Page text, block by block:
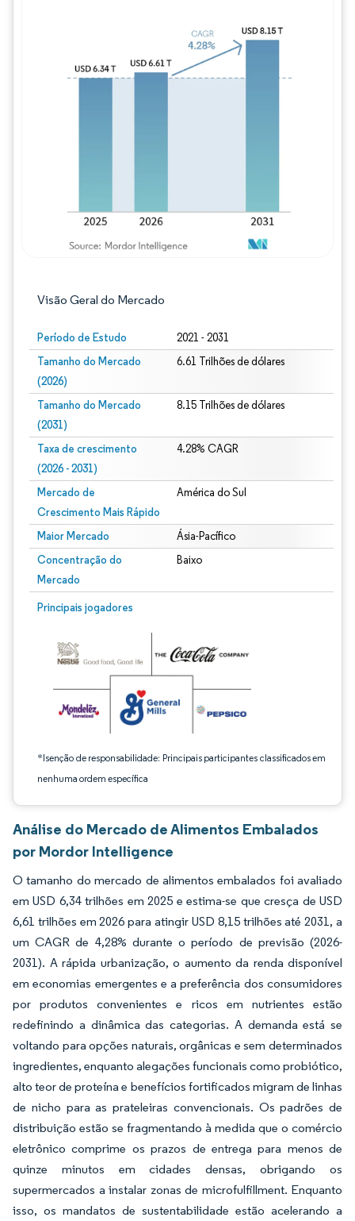
Visão Geral do Mercado
Período de Estudo 2021 - 2031
Tamanho do Mercado
(2026)
6.61 Trilhões de dólares
Tamanho do Mercado
(2031)
8.15 Trilhões de dólares
Taxa de crescimento
(2026 - 2031)
4.28% CAGR
Mercado de
Crescimento Mais Rápido
América do Sul
Maior Mercado Ásia-Pacífico
Concentração do
Mercado
Baixo
Principais jogadores
*Isenção de responsabilidade: Principais participantes classificados em
nenhuma ordem específica
Imagem © Mordor Intelligence. O reuso requer atribuição conforme CC BY 4.0.
Análise do Mercado de Alimentos Embalados
por Mordor Intelligence
O tamanho do mercado de alimentos embalados foi avaliado
em USD 6,34 trilhões em 2025 e estima-se que cresça de USD
6,61 trilhões em 2026 para atingir USD 8,15 trilhões até 2031, a
um CAGR de 4,28% durante o período de previsão (2026-
2031). A rápida urbanização, o aumento da renda disponível
em economias emergentes e a preferência dos consumidores
por produtos convenientes e ricos em nutrientes estão
redefinindo a dinâmica das categorias. A demanda está se
voltando para opções naturais, orgânicas e sem determinados
ingredientes, enquanto alegações funcionais como probiótico,
alto teor de proteína e benefícios fortificados migram de linhas
de nicho para as prateleiras convencionais. Os padrões de
distribuição estão se fragmentando à medida que o comércio
eletrônico comprime os prazos de entrega para menos de
quinze minutos em cidades densas, obrigando os
supermercados a instalar zonas de microfulfillment. Enquanto
isso, os mandatos de sustentabilidade estão acelerando a